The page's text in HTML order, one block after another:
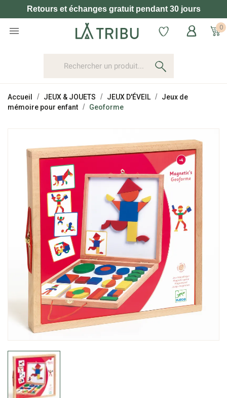
Retours et échanges gratuit pendant 30 jours
 0
Accueil JEUX & JOUETS JEUX D'ÉVEIL
Jeux de
mémoire pour enfant
Geoforme